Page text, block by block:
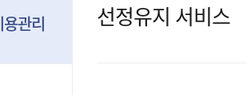
관리 선정유지 서비스